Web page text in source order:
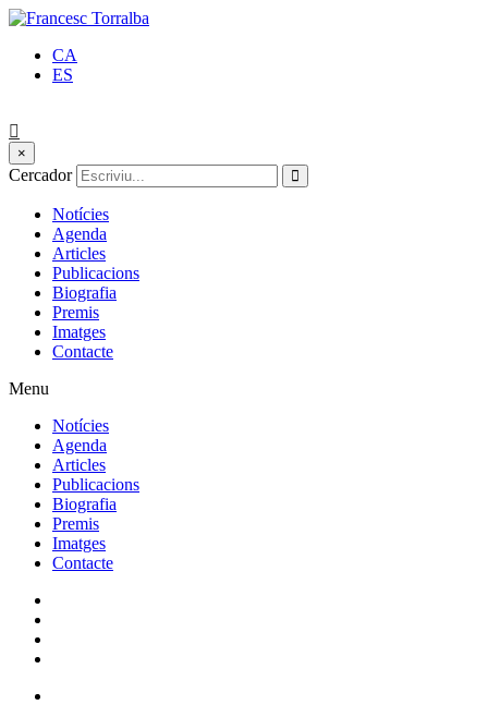
CA
ES
×
Cercador
Notícies
Agenda
Articles
Publicacions
Biografia
Premis
Imatges
Contacte
Menu
Notícies
Agenda
Articles
Publicacions
Biografia
Premis
Imatges
Contacte